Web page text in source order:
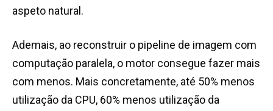
aspeto natural.
Ademais, ao reconstruir o pipeline de imagem com
computação paralela, o motor consegue fazer mais
com menos. Mais concretamente, até 50% menos
utilização da CPU, 60% menos utilização da